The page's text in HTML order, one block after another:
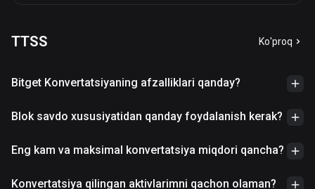
TTSS Ko'proq
Bitget Konvertatsiyaning afzalliklari qanday?
Blok savdo xususiyatidan qanday foydalanish kerak?
Eng kam va maksimal konvertatsiya miqdori qancha?
Konvertatsiya qilingan aktivlarimni qachon olaman?